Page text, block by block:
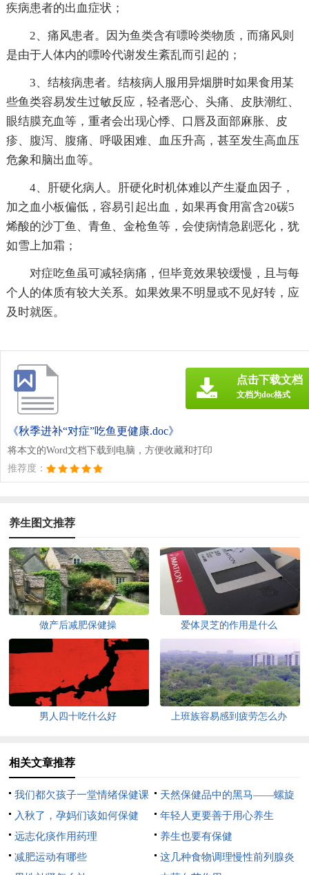
疾病患者的出血症状；
2、痛风患者。因为鱼类含有嘌呤类物质，而痛风则
是由于人体内的嘌呤代谢发生紊乱而引起的；
3、结核病患者。结核病人服用异烟肼时如果食用某
些鱼类容易发生过敏反应，轻者恶心、头痛、皮肤潮红、
眼结膜充血等，重者会出现心悸、口唇及面部麻胀、皮
疹、腹泻、腹痛、呼吸困难、血压升高，甚至发生高血压
危象和脑出血等。
4、肝硬化病人。肝硬化时机体难以产生凝血因子，
加之血小板偏低，容易引起出血，如果再食用富含20碳5
烯酸的沙丁鱼、青鱼、金枪鱼等，会使病情急剧恶化，犹
如雪上加霜；
对症吃鱼虽可减轻病痛，但毕竟效果较缓慢，且与每
个人的体质有较大关系。如果效果不明显或不见好转，应
及时就医。
《秋季进补“对症”吃鱼更健康.doc》
将本文的Word文档下载到电脑，方便收藏和打印
推荐度：
点击下载文档
文档为doc格式
养生图文推荐
做产后减肥保健操 爱体灵芝的作用是什么
男人四十吃什么好 上班族容易感到疲劳怎么办
相关文章推荐
我们都欠孩子一堂情绪保健课
天然保健品中的黑马——螺旋
藻
入秋了，孕妈们该如何保健
呢？
年轻人更要善于用心养生
远志化痰作用药理
养生也要有保健
减肥运动有哪些
这几种食物调理慢性前列腺炎